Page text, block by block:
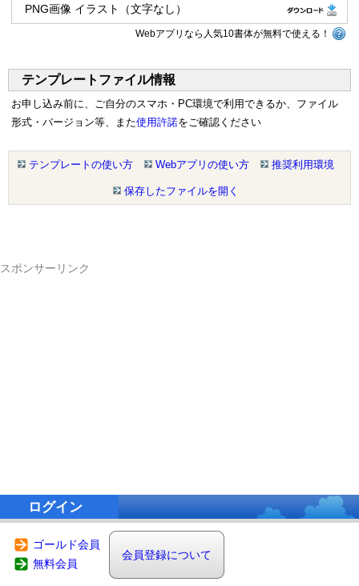
PNG画像 イラスト（文字なし）
Webアプリなら人気10書体が無料で使える！
テンプレートファイル情報
お申し込み前に、ご自分のスマホ・PC環境で利用できるか、ファイル
形式・バージョン等、また使用許諾をご確認ください
テンプレートの使い方 Webアプリの使い方 推奨利用環境
保存したファイルを開く
スポンサーリンク
ログイン
会員登録について
ゴールド会員
無料会員